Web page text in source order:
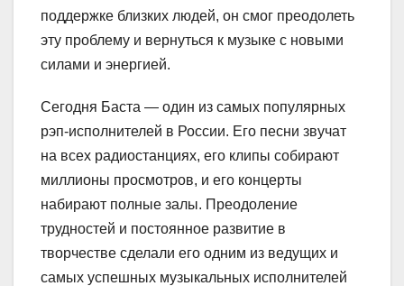
поддержке близких людей, он смог преодолеть
эту проблему и вернуться к музыке с новыми
силами и энергией.
Сегодня Баста — один из самых популярных
рэп-исполнителей в России. Его песни звучат
на всех радиостанциях, его клипы собирают
миллионы просмотров, и его концерты
набирают полные залы. Преодоление
трудностей и постоянное развитие в
творчестве сделали его одним из ведущих и
самых успешных музыкальных исполнителей